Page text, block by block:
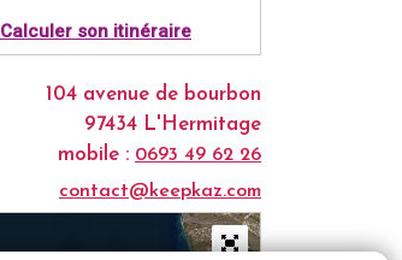
Calculer son itinéraire
104 avenue de bourbon
97434 L'Hermitage
mobile : 0693 49 62 26
contact@keepkaz.com